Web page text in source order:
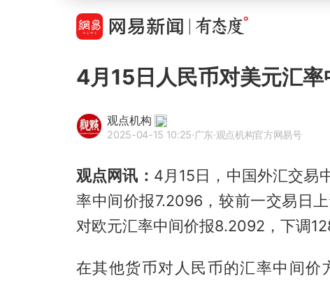
4月15日人民币对美元汇
观点机构
2025-04-15 10:25·广东·观点机构官方网易号
观点网讯： 4月15日，中国外汇交易
率中间价报7.2096，较前一交易日
对欧元汇率中间价报8.2092，下调
在其他货币对人民币的汇率中间价